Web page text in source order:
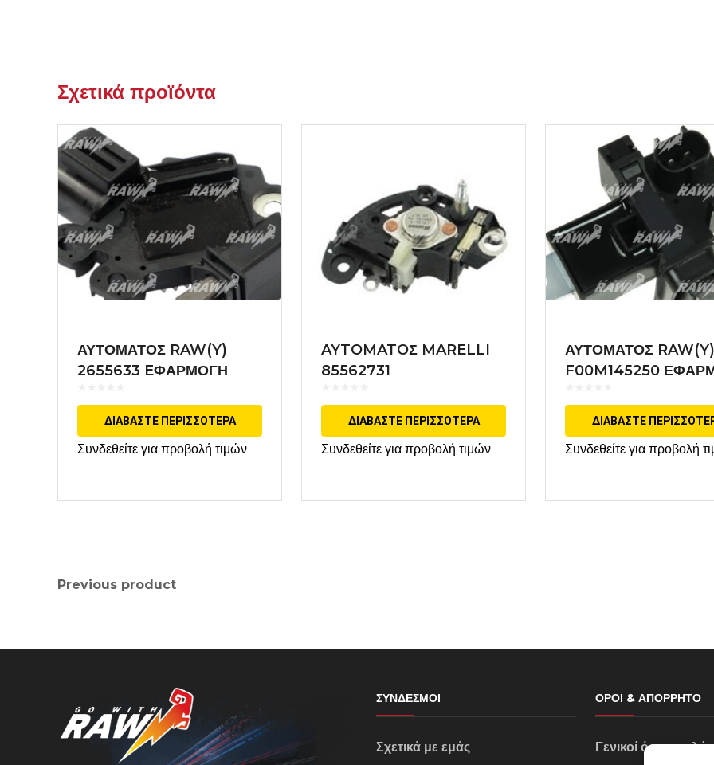
Σχετικά προϊόντα
ΑΥΤΟΜΑΤΟΣ RAW(Y)
2655633 EΦΑΡΜΟΓΗ
ΔΙΑΒΆΣΤΕ ΠΕΡΙΣΣΌΤΕΡΑ
Συνδεθείτε για προβολή τιμών
AYTOMATOΣ MARELLI
85562731
ΔΙΑΒΆΣΤΕ ΠΕΡΙΣΣΌΤΕΡΑ
Συνδεθείτε για προβολή τιμών
ΑΥΤΟΜΑΤΟΣ RAW(Y)
F00M145250
ΔΙΑΒΆΣΤΕ
Συνδεθείτε για προβολή
Previous product
ΣΎΝΔΕΣΜΟΙ
Σχετικά με εμάς
ΌΡΟΙ & ΑΠΌΡΡΗΤΟ
Γενικοί όροι